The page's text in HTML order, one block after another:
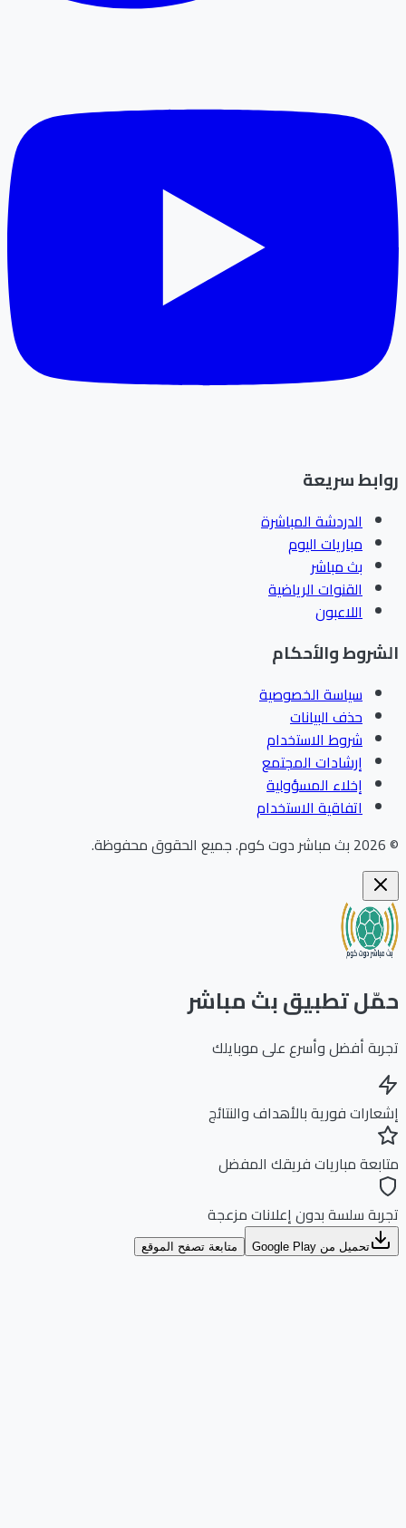
سريعة
الدردشة المباشرة
مباريات اليوم
بث مباشر
القنوات الرياضية
اللاعبون
والأحكام
سياسة الخصوصية
حذف البيانات
شروط الاستخدام
إرشادات المجتمع
إخلاء المسؤولية
اتفاقية الاستخدام
بث مباشر دوت كوم.جميع الحقوق محفوظة.
تطبيق بث مباشر
أفضل وأسرع على موبايلك
فورية بالأهداف والنتائج
مباريات فريقك المفضل
سلسة بدون إعلانات مزعجة
تحميل من Google Play متابعة تصفح الموقع